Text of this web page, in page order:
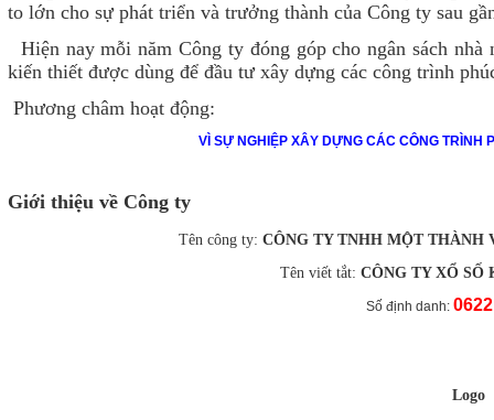
to lớn cho sự phát triển và trưởng thành của Công ty sau
Hiện nay mỗi năm Công ty đóng góp cho ngân sách
kiến thiết được dùng để đầu tư xây dựng các công trình
Phương châm hoạt động:
VÌ SỰ NGHIỆP XÂY DỰNG CÁC CÔNG TRÌNH
Giới thiệu về Công ty
Tên công ty: CÔNG TY TNHH MỘT THÀNH
Tên viết tắt: CÔNG TY XỔ SỐ
Số định danh:
Logo